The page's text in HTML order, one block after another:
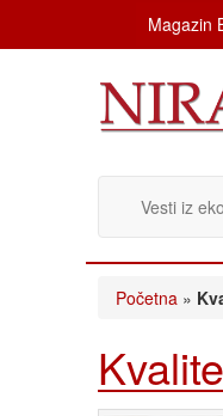
Magazin
Vesti iz
Početna »